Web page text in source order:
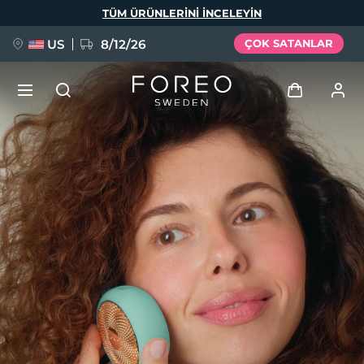
TÜM ÜRÜNLERINI INCELEYIN
US 8/12/26 ÇOK SATANLAR
Giriş
Kullanici profi̇li̇
Cihazlarım
Siparişlerim
Adresim
Aboneliklerim
YENİ
FAQ™ Pure Beauty-Tech Elixir
BREAKING NEWS
issa™ Teeth Whitening Set
Dil Seçimi
English Deutsch
Español
Français
Italiano
Português
Polski
Svenska
Русский
Türkçe
简体中文 繁體中文